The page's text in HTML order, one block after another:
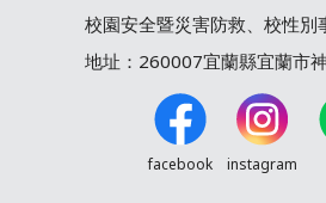
校園安全暨災害防救、校性
地址：260007宜蘭縣宜蘭市
facebook instagram